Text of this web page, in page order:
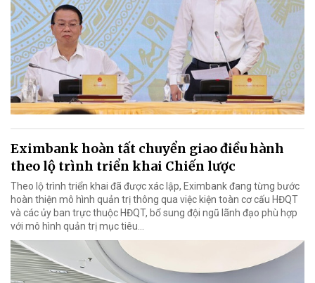
Eximbank hoàn tất chuyển giao điều hành
theo lộ trình triển khai Chiến lược
Theo lộ trình triển khai đã được xác lập, Eximbank đang từng bước
hoàn thiện mô hình quản trị thông qua việc kiện toàn cơ cấu HĐQT
và các ủy ban trực thuộc HĐQT, bổ sung đội ngũ lãnh đạo phù hợp
với mô hình quản trị mục tiêu...